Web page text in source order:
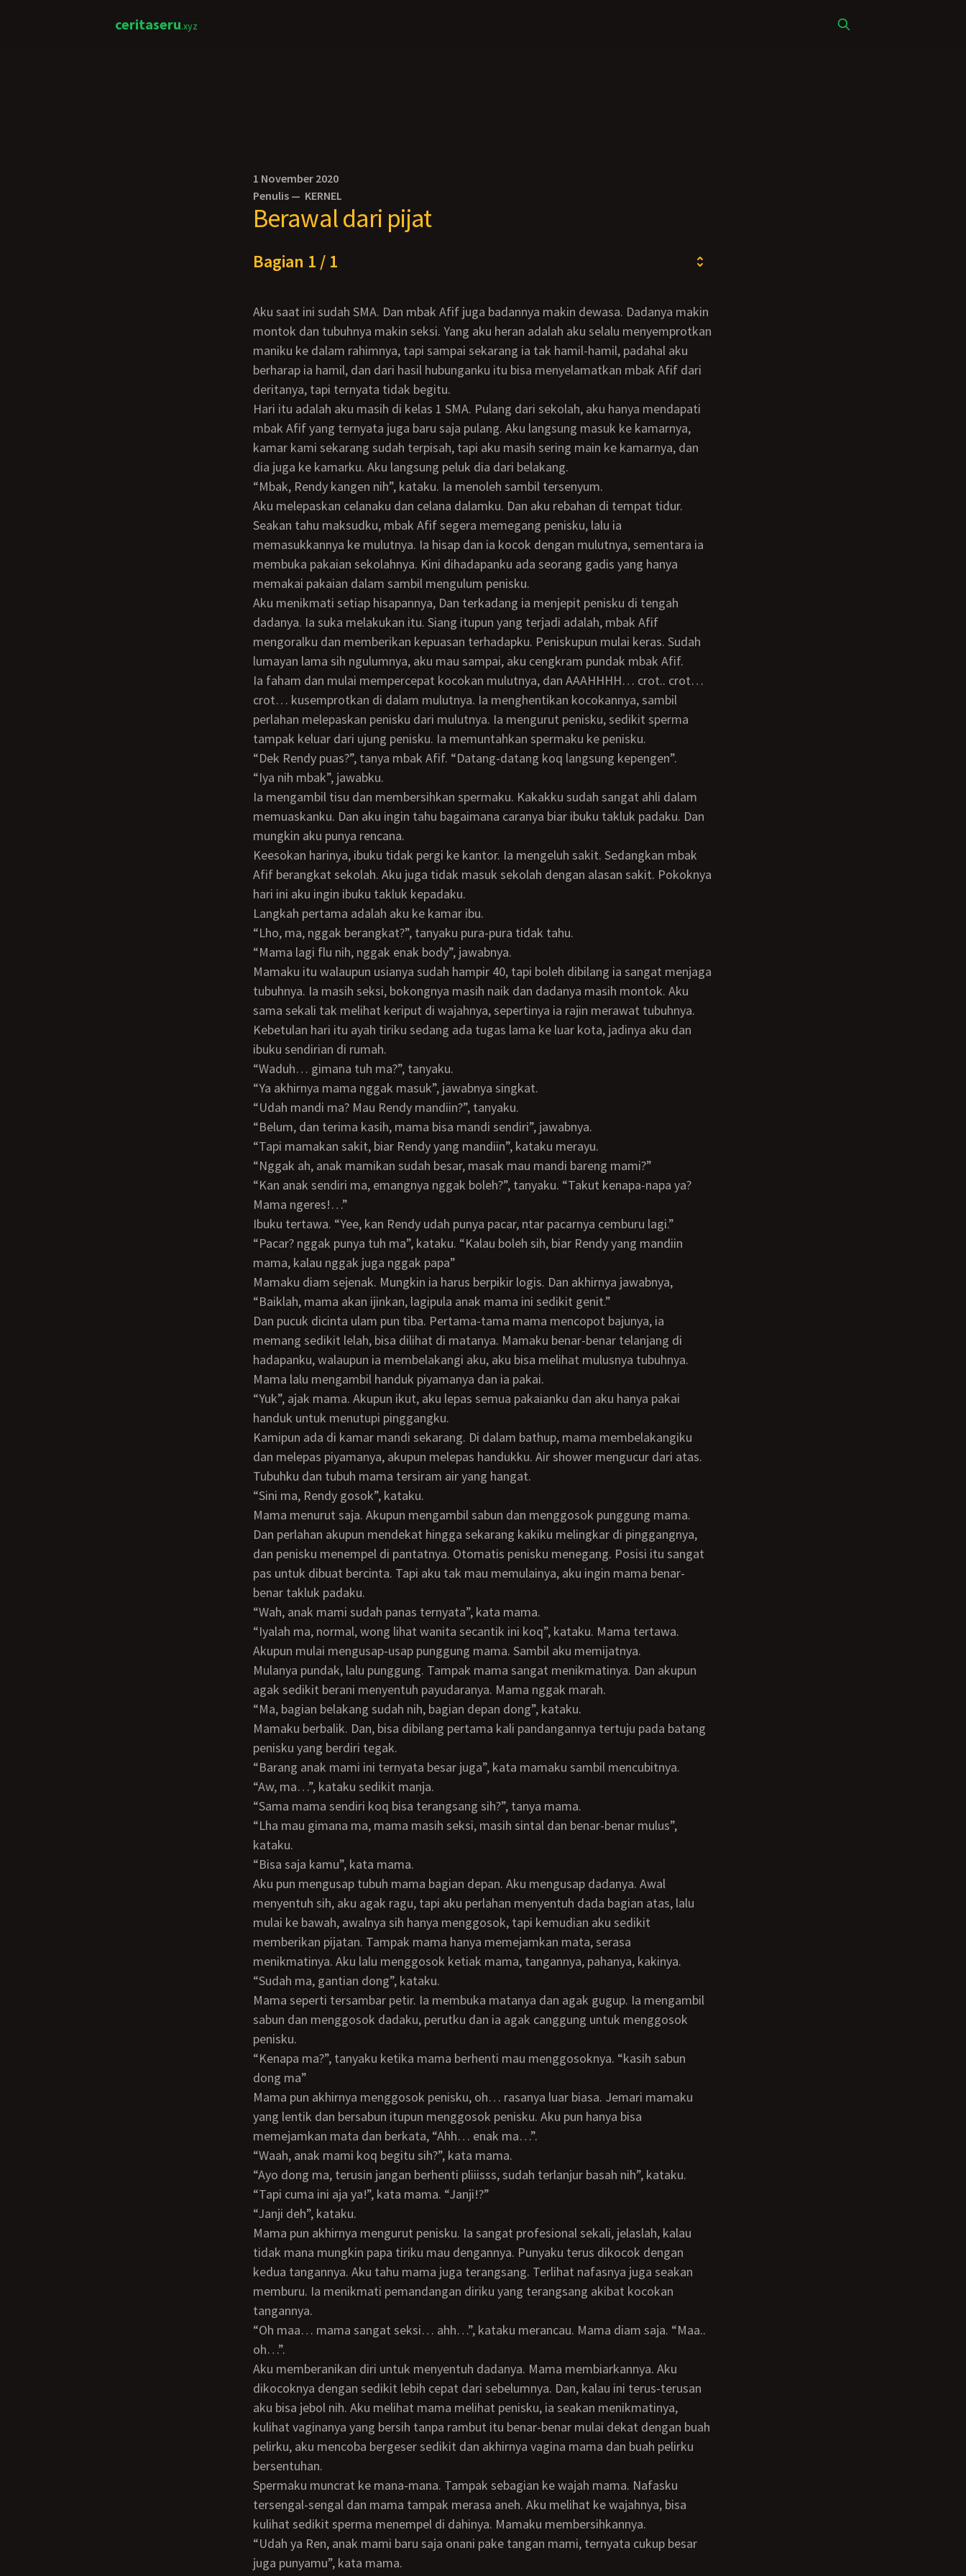
ceritaseru.xyz
1 November 2020
Penulis — KERNEL
Berawal dari pijat
Bagian 1 / 1
Aku saat ini sudah SMA. Dan mbak Afif juga badannya makin dewasa. Dadanya makin
montok dan tubuhnya makin seksi. Yang aku heran adalah aku selalu menyemprotkan
maniku ke dalam rahimnya, tapi sampai sekarang ia tak hamil-hamil, padahal aku
berharap ia hamil, dan dari hasil hubunganku itu bisa menyelamatkan mbak Afif dari
deritanya, tapi ternyata tidak begitu.
Hari itu adalah aku masih di kelas 1 SMA. Pulang dari sekolah, aku hanya mendapati
mbak Afif yang ternyata juga baru saja pulang. Aku langsung masuk ke kamarnya,
kamar kami sekarang sudah terpisah, tapi aku masih sering main ke kamarnya, dan
dia juga ke kamarku. Aku langsung peluk dia dari belakang.
“Mbak, Rendy kangen nih”, kataku. Ia menoleh sambil tersenyum.
Aku melepaskan celanaku dan celana dalamku. Dan aku rebahan di tempat tidur.
Seakan tahu maksudku, mbak Afif segera memegang penisku, lalu ia
memasukkannya ke mulutnya. Ia hisap dan ia kocok dengan mulutnya, sementara ia
membuka pakaian sekolahnya. Kini dihadapanku ada seorang gadis yang hanya
memakai pakaian dalam sambil mengulum penisku.
Aku menikmati setiap hisapannya, Dan terkadang ia menjepit penisku di tengah
dadanya. Ia suka melakukan itu. Siang itupun yang terjadi adalah, mbak Afif
mengoralku dan memberikan kepuasan terhadapku. Peniskupun mulai keras. Sudah
lumayan lama sih ngulumnya, aku mau sampai, aku cengkram pundak mbak Afif.
Ia faham dan mulai mempercepat kocokan mulutnya, dan AAAHHHH… crot.. crot…
crot… kusemprotkan di dalam mulutnya. Ia menghentikan kocokannya, sambil
perlahan melepaskan penisku dari mulutnya. Ia mengurut penisku, sedikit sperma
tampak keluar dari ujung penisku. Ia memuntahkan spermaku ke penisku.
“Dek Rendy puas?”, tanya mbak Afif. “Datang-datang koq langsung kepengen”.
“Iya nih mbak”, jawabku.
Ia mengambil tisu dan membersihkan spermaku. Kakakku sudah sangat ahli dalam
memuaskanku. Dan aku ingin tahu bagaimana caranya biar ibuku takluk padaku. Dan
mungkin aku punya rencana.
Keesokan harinya, ibuku tidak pergi ke kantor. Ia mengeluh sakit. Sedangkan mbak
Afif berangkat sekolah. Aku juga tidak masuk sekolah dengan alasan sakit. Pokoknya
hari ini aku ingin ibuku takluk kepadaku.
Langkah pertama adalah aku ke kamar ibu.
“Lho, ma, nggak berangkat?”, tanyaku pura-pura tidak tahu.
“Mama lagi flu nih, nggak enak body”, jawabnya.
Mamaku itu walaupun usianya sudah hampir 40, tapi boleh dibilang ia sangat menjaga
tubuhnya. Ia masih seksi, bokongnya masih naik dan dadanya masih montok. Aku
sama sekali tak melihat keriput di wajahnya, sepertinya ia rajin merawat tubuhnya.
Kebetulan hari itu ayah tiriku sedang ada tugas lama ke luar kota, jadinya aku dan
ibuku sendirian di rumah.
“Waduh… gimana tuh ma?”, tanyaku.
“Ya akhirnya mama nggak masuk”, jawabnya singkat.
“Udah mandi ma? Mau Rendy mandiin?”, tanyaku.
“Belum, dan terima kasih, mama bisa mandi sendiri”, jawabnya.
“Tapi mamakan sakit, biar Rendy yang mandiin”, kataku merayu.
“Nggak ah, anak mamikan sudah besar, masak mau mandi bareng mami?”
“Kan anak sendiri ma, emangnya nggak boleh?”, tanyaku. “Takut kenapa-napa ya?
Mama ngeres!…”
Ibuku tertawa. “Yee, kan Rendy udah punya pacar, ntar pacarnya cemburu lagi.”
“Pacar? nggak punya tuh ma”, kataku. “Kalau boleh sih, biar Rendy yang mandiin
mama, kalau nggak juga nggak papa”
Mamaku diam sejenak. Mungkin ia harus berpikir logis. Dan akhirnya jawabnya,
“Baiklah, mama akan ijinkan, lagipula anak mama ini sedikit genit.”
Dan pucuk dicinta ulam pun tiba. Pertama-tama mama mencopot bajunya, ia
memang sedikit lelah, bisa dilihat di matanya. Mamaku benar-benar telanjang di
hadapanku, walaupun ia membelakangi aku, aku bisa melihat mulusnya tubuhnya.
Mama lalu mengambil handuk piyamanya dan ia pakai.
“Yuk”, ajak mama. Akupun ikut, aku lepas semua pakaianku dan aku hanya pakai
handuk untuk menutupi pinggangku.
Kamipun ada di kamar mandi sekarang. Di dalam bathup, mama membelakangiku
dan melepas piyamanya, akupun melepas handukku. Air shower mengucur dari atas.
Tubuhku dan tubuh mama tersiram air yang hangat.
“Sini ma, Rendy gosok”, kataku.
Mama menurut saja. Akupun mengambil sabun dan menggosok punggung mama.
Dan perlahan akupun mendekat hingga sekarang kakiku melingkar di pinggangnya,
dan penisku menempel di pantatnya. Otomatis penisku menegang. Posisi itu sangat
pas untuk dibuat bercinta. Tapi aku tak mau memulainya, aku ingin mama benar-
benar takluk padaku.
“Wah, anak mami sudah panas ternyata”, kata mama.
“Iyalah ma, normal, wong lihat wanita secantik ini koq”, kataku. Mama tertawa.
Akupun mulai mengusap-usap punggung mama. Sambil aku memijatnya.
Mulanya pundak, lalu punggung. Tampak mama sangat menikmatinya. Dan akupun
agak sedikit berani menyentuh payudaranya. Mama nggak marah.
“Ma, bagian belakang sudah nih, bagian depan dong”, kataku.
Mamaku berbalik. Dan, bisa dibilang pertama kali pandangannya tertuju pada batang
penisku yang berdiri tegak.
“Barang anak mami ini ternyata besar juga”, kata mamaku sambil mencubitnya.
“Aw, ma…”, kataku sedikit manja.
“Sama mama sendiri koq bisa terangsang sih?”, tanya mama.
“Lha mau gimana ma, mama masih seksi, masih sintal dan benar-benar mulus”,
kataku.
“Bisa saja kamu”, kata mama.
Aku pun mengusap tubuh mama bagian depan. Aku mengusap dadanya. Awal
menyentuh sih, aku agak ragu, tapi aku perlahan menyentuh dada bagian atas, lalu
mulai ke bawah, awalnya sih hanya menggosok, tapi kemudian aku sedikit
memberikan pijatan. Tampak mama hanya memejamkan mata, serasa
menikmatinya. Aku lalu menggosok ketiak mama, tangannya, pahanya, kakinya.
“Sudah ma, gantian dong”, kataku.
Mama seperti tersambar petir. Ia membuka matanya dan agak gugup. Ia mengambil
sabun dan menggosok dadaku, perutku dan ia agak canggung untuk menggosok
penisku.
“Kenapa ma?”, tanyaku ketika mama berhenti mau menggosoknya. “kasih sabun
dong ma”
Mama pun akhirnya menggosok penisku, oh… rasanya luar biasa. Jemari mamaku
yang lentik dan bersabun itupun menggosok penisku. Aku pun hanya bisa
memejamkan mata dan berkata, “Ahh… enak ma…”.
“Waah, anak mami koq begitu sih?”, kata mama.
“Ayo dong ma, terusin jangan berhenti pliiisss, sudah terlanjur basah nih”, kataku.
“Tapi cuma ini aja ya!”, kata mama. “Janji!?”
“Janji deh”, kataku.
Mama pun akhirnya mengurut penisku. Ia sangat profesional sekali, jelaslah, kalau
tidak mana mungkin papa tiriku mau dengannya. Punyaku terus dikocok dengan
kedua tangannya. Aku tahu mama juga terangsang. Terlihat nafasnya juga seakan
memburu. Ia menikmati pemandangan diriku yang terangsang akibat kocokan
tangannya.
“Oh maa… mama sangat seksi… ahh…”, kataku merancau. Mama diam saja. “Maa..
oh…”.
Aku memberanikan diri untuk menyentuh dadanya. Mama membiarkannya. Aku
dikocoknya dengan sedikit lebih cepat dari sebelumnya. Dan, kalau ini terus-terusan
aku bisa jebol nih. Aku melihat mama melihat penisku, ia seakan menikmatinya,
kulihat vaginanya yang bersih tanpa rambut itu benar-benar mulai dekat dengan buah
pelirku, aku mencoba bergeser sedikit dan akhirnya vagina mama dan buah pelirku
bersentuhan.
Spermaku muncrat ke mana-mana. Tampak sebagian ke wajah mama. Nafasku
tersengal-sengal dan mama tampak merasa aneh. Aku melihat ke wajahnya, bisa
kulihat sedikit sperma menempel di dahinya. Mamaku membersihkannya.
“Udah ya Ren, anak mami baru saja onani pake tangan mami, ternyata cukup besar
juga punyamu”, kata mama.